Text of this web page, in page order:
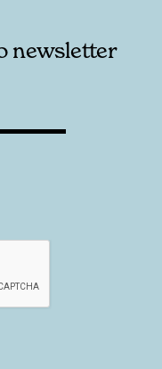
newsletter